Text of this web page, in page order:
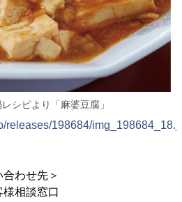
シピより「麻婆豆腐」
releases/198684/
わせ先＞
相談窓口